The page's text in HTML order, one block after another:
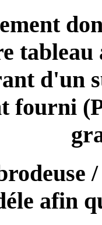
tableau
d'un
fourni
afin